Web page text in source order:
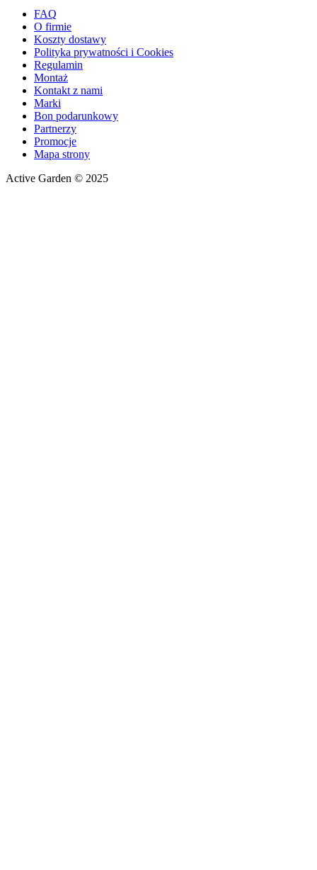
FAQ
O firmie
Koszty dostawy
Polityka prywatności i Cookies
Regulamin
Montaż
Kontakt z nami
Marki
Bon podarunkowy
Partnerzy
Promocje
Mapa strony
Active Garden © 2025